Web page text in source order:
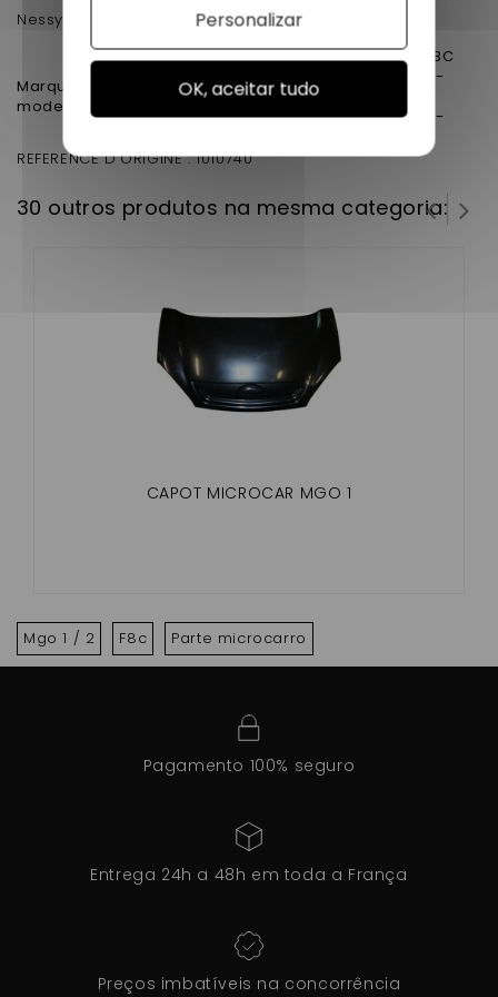
Nessycar
Marque Microcar vsp
modele :
Microcar MGO DCI - VH861BC
Microcar MGO Lombardini -
VH861BL
Microcar MGO SXI Yanmar -
REFERENCE D'ORIGINE : 1010740
30 outros produtos na mesma categoria:
CAPOT MICROCAR MGO 1
Mgo 1 / 2 F8c Parte microcarro
Pagamento 100% seguro
Entrega 24h a 48h em toda a França
Preços imbatíveis na concorrência
OK, aceitar tudo
Personalizar